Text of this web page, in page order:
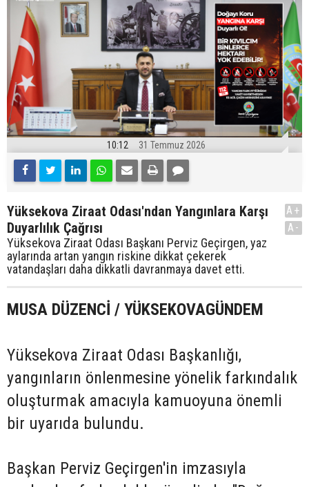
10:12 31 Temmuz 2026
Yüksekova Ziraat Odası'ndan Yangınlara Karşı
Duyarlılık Çağrısı
Yüksekova Ziraat Odası Başkanı Perviz Geçirgen, yaz
aylarında artan yangın riskine dikkat çekerek
vatandaşları daha dikkatli davranmaya davet etti.
A+
A-
MUSA DÜZENCİ / YÜKSEKOVAGÜNDEM
Yüksekova Ziraat Odası Başkanlığı,
yangınların önlenmesine yönelik farkındalık
oluşturmak amacıyla kamuoyuna önemli
bir uyarıda bulundu.
Başkan Perviz Geçirgen'in imzasıyla